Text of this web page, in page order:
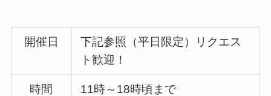
開催日
下記参照（平日限定）リクエス
ト歓迎！
時間 11時～18時頃まで